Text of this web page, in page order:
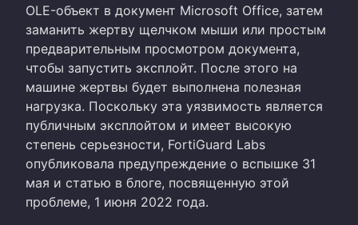
OLE-объект в документ Microsoft Office, затем
заманить жертву щелчком мыши или простым
предварительным просмотром документа,
чтобы запустить эксплойт. После этого на
машине жертвы будет выполнена полезная
нагрузка. Поскольку эта уязвимость является
публичным эксплойтом и имеет высокую
степень серьезности, FortiGuard Labs
опубликовала предупреждение о вспышке 31
мая и статью в блоге, посвященную этой
проблеме, 1 июня 2022 года.